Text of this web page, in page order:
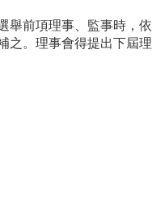
舉前項理事、監事時，依
之。理事會得提出下屆理